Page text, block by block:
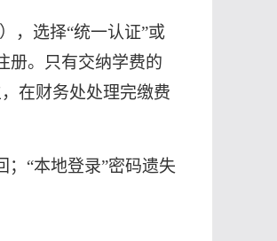
），选择“统一认证”或
册。只有交纳学费的
在财务处处理完缴费
“本地登录”密码遗失